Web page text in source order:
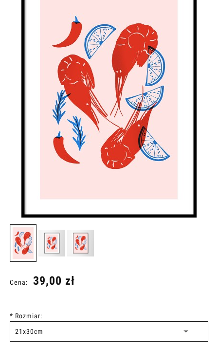
Cena: 39,00 zł
* Rozmiar: